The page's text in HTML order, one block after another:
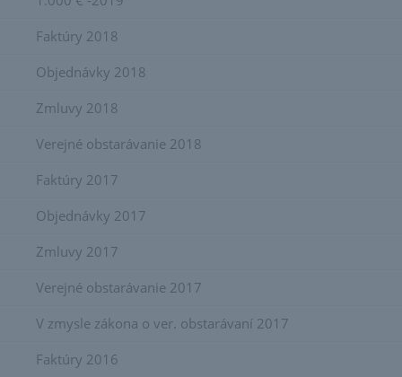
Faktúry 2018
Objednávky 2018
Zmluvy 2018
Verejné obstarávanie 2018
Faktúry 2017
Objednávky 2017
Zmluvy 2017
Verejné obstarávanie 2017
V zmysle zákona o ver. obstarávaní 2017
Faktúry 2016